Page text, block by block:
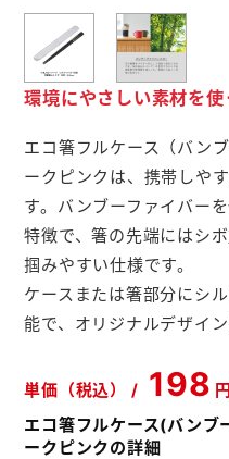
メモ帳
クリア
ウェッ
うちわ
扇子本
ノベル
環境にやさしい素材を使
エコ箸フルケース（バン
ークピンクは、携帯しや
す。バンブーファイバー
特徴で、箸の先端にはシ
掴みやすい仕様です。
ケースまたは箸部分にシ
能で、オリジナルデザイ
単価（税込） / 198
エコ箸フルケース(バン
ークピンクの詳細